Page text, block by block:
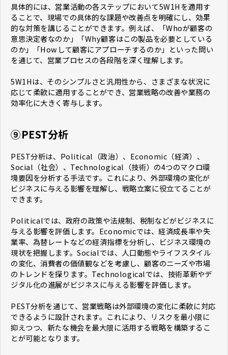
具体的には、営業活動の各ステップにおいて5W1Hを適用す
ることで、現場での具体的な課題や改善点を明確にし、効果
的な対策を講じることができます。例えば、「Whoが顧客の
意思決定者なのか」「Why顧客はこの製品を必要としている
のか」「Howして顧客にアプローチするのか」といった問い
を通じて、営業プロセスの各段階を深く理解します。
5W1Hは、そのシンプルさと汎用性から、さまざまな状況に
応じて柔軟に適用することができ、営業戦略の改善や業務の
効率化に大きく寄与します。
⑨PEST分析
PEST分析は、Political（政治）、Economic（経済）、
Social（社会）、Technological（技術）の4つのマクロ環
境要因を分析する手法です。これにより、外部環境の変化が
ビジネスに与える影響を理解し、戦略立案に役立てることが
できます。
Politicalでは、政府の政策や法規制、税制などがビジネスに
与える影響を評価します。Economicでは、経済成長率や失
業率、為替レートなどの経済指標を分析し、ビジネス環境の
現状を把握します。Socialでは、人口動態やライフスタイル
の変化、消費者の価値観などを考慮し、顧客のニーズや市場
のトレンドを探ります。Technologicalでは、技術革新やデ
ジタル化の進展がビジネスに与える影響を評価します。
PEST分析を通じて、営業戦略は外部環境の変化に柔軟に対応
できるように設計されます。これにより、リスクを最小限に
抑えつつ、新たな機会を最大限に活用する戦略を構築するこ
とが可能となります。